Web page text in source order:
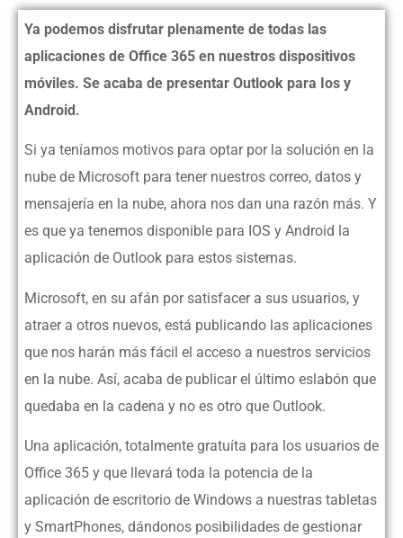
Ya podemos disfrutar plenamente de todas las
aplicaciones de Office 365 en nuestros dispositivos
móviles. Se acaba de presentar Outlook para Ios y
Android.
Si ya teníamos motivos para optar por la solución en la
nube de Microsoft para tener nuestros correo, datos y
mensajería en la nube, ahora nos dan una razón más. Y
es que ya tenemos disponible para IOS y Android la
aplicación de Outlook para estos sistemas.
Microsoft, en su afán por satisfacer a sus usuarios, y
atraer a otros nuevos, está publicando las aplicaciones
que nos harán más fácil el acceso a nuestros servicios
en la nube. Así, acaba de publicar el último eslabón que
quedaba en la cadena y no es otro que Outlook.
Una aplicación, totalmente gratuíta para los usuarios de
Office 365 y que llevará toda la potencia de la
aplicación de escritorio de Windows a nuestras tabletas
y SmartPhones, dándonos posibilidades de gestionar